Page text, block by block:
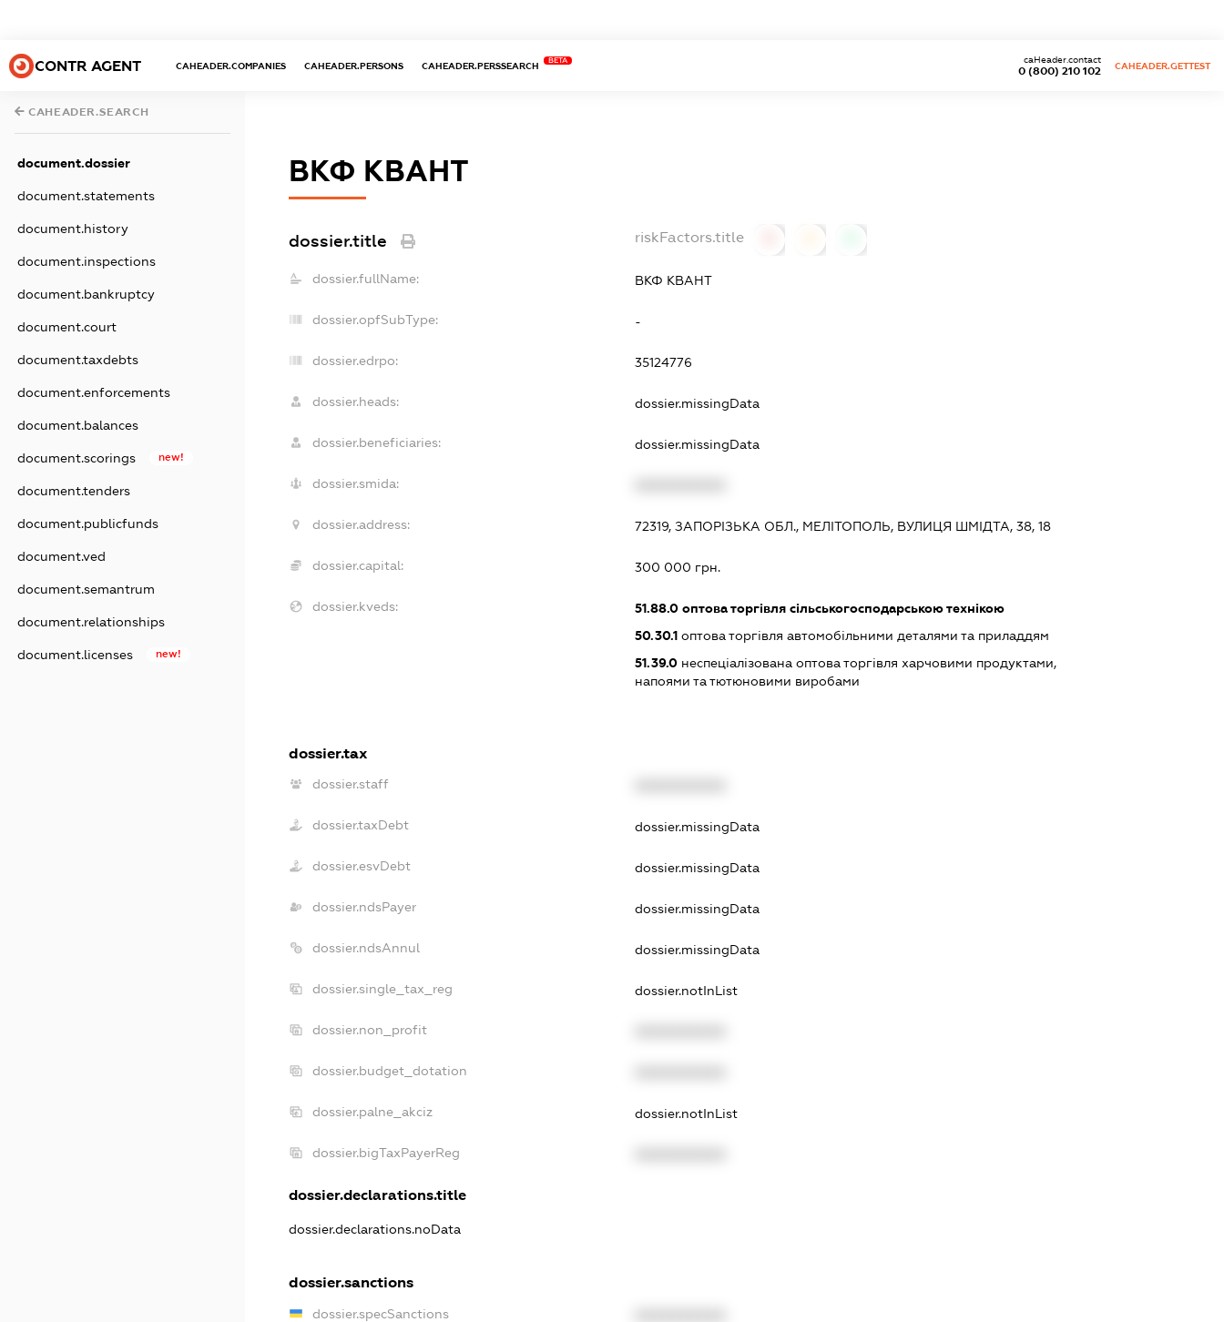
CONTR AGENT CAHEADER.COMPANIES CAHEADER.PERSONS CAHEADER.PERSSEARCH
BETA
0 (800) 210 102
caHeader.contact
CAHEADER.GETTEST
CAHEADER.SEARCH
document.dossier
document.statements
document.history
document.inspections
document.bankruptcy
document.court
document.taxdebts
document.enforcements
document.balances
document.scorings new!
document.tenders
document.publicfunds
document.ved
document.semantrum
document.relationships
document.licenses new!
ВКФ КВАНТ
dossier.title riskFactors.title
dossier.fullName: ВКФ КВАНТ
dossier.opfSubType: -
dossier.edrpo: 35124776
dossier.heads: dossier.missingData
dossier.beneficiaries: dossier.missingData
dossier.smida:
dossier.address: 72319, ЗАПОРІЗЬКА ОБЛ., МЕЛІТОПОЛЬ, ВУЛИЦЯ ШМІДТА, 38, 18
dossier.capital: 300 000 грн.
dossier.kveds: 51.88.0 оптова торгівля сільськогосподарською технікою
50.30.1 оптова торгівля автомобільними деталями та приладдям
51.39.0 неспеціалізована оптова торгівля харчовими продуктами,
напоями та тютюновими виробами
dossier.tax
dossier.staff
dossier.taxDebt dossier.missingData
dossier.esvDebt dossier.missingData
dossier.ndsPayer dossier.missingData
dossier.ndsAnnul dossier.missingData
dossier.single_tax_reg dossier.notInList
dossier.non_profit
dossier.budget_dotation
dossier.palne_akciz dossier.notInList
dossier.bigTaxPayerReg
dossier.declarations.title
dossier.declarations.noData
dossier.sanctions
dossier.specSanctions